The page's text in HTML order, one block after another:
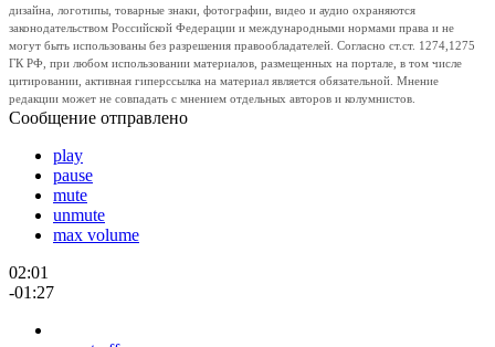
дизайна, логотипы, товарные знаки, фотографии, видео и аудио охраняются
законодательством Российской Федерации и международными нормами права и не
могут быть использованы без разрешения правообладателей. Согласно ст.ст. 1274,1275
ГК РФ, при любом использовании материалов, размещенных на портале, в том числе
цитировании, активная гиперссылка на материал является обязательной. Мнение
редакции может не совпадать с мнением отдельных авторов и колумнистов.
Сообщение отправлено
play
pause
mute
unmute
max volume
02:01
-01:27